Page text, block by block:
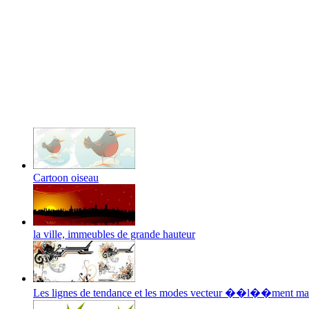
Cartoon oiseau
la ville, immeubles de grande hauteur
Les lignes de tendance et les modes vecteur ��l��ment